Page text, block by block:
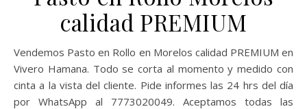
calidad PREMIUM
Vendemos Pasto en Rollo en Morelos calidad PREMIUM en
Vivero Hamana. Todo se corta al momento y medido con
cinta a la vista del cliente. Pide informes las 24 hrs del día
por WhatsApp al 7773020049. Aceptamos todas las